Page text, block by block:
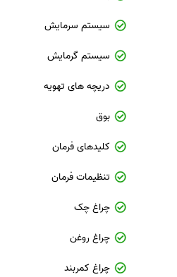
سیستم سرمایش
سیستم گرمایش
دریچه های تهویه
بوق
کلیدهای فرمان
تنظیمات فرمان
چراغ چک
چراغ روغن
چراغ کمربند